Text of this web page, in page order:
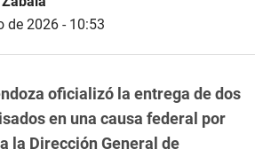
de 2026 - 10:53
oficializó la entrega de dos
en una causa federal por
a la Dirección General de